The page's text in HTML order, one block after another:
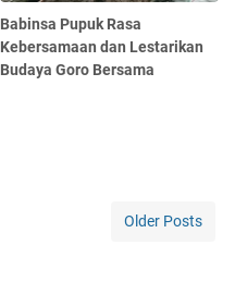
Babinsa Pupuk Rasa
Kebersamaan dan Lestarikan
Budaya Goro Bersama
Older Posts